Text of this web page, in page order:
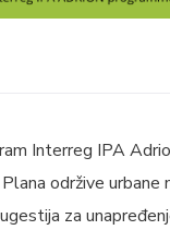
Interreg IPA
održive
za